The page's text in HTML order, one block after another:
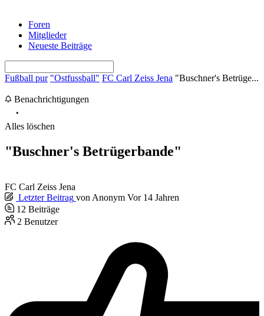
Foren
Mitglieder
Neueste Beiträge
Fußball pur "Ostfussball" FC Carl Zeiss Jena "Buschner's Betrüge...
Benachrichtigungen
Alles löschen
"Buschner's Betrügerbande"
FC Carl Zeiss Jena
Letzter Beitrag von Anonym Vor 14 Jahren
12 Beiträge
2 Benutzer